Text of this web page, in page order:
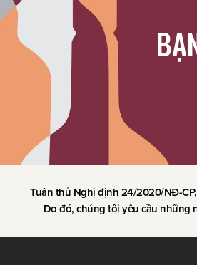
Tuân thủ Nghị định 24/2020/NĐ-
Do đó, chúng tôi yêu cầu những
RƯỢU VANG PLANETA
PLUMBAGO NERO D’AVOLA
765.000